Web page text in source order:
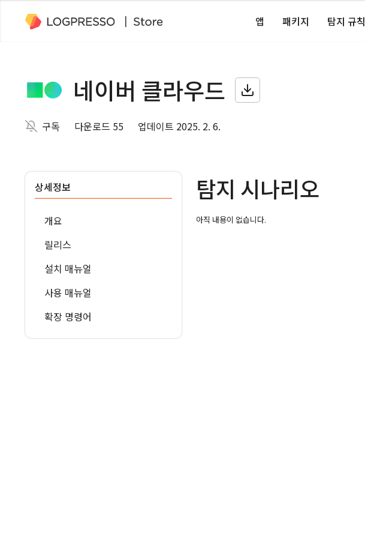
앱 패키지 탐지 규칙
네이버 클라우드
구독 다운로드 55 업데이트 2025. 2. 6.
상세정보
개요
릴리스
설치 매뉴얼
사용 매뉴얼
확장 명령어
탐지 시나리오
아직 내용이 없습니다.